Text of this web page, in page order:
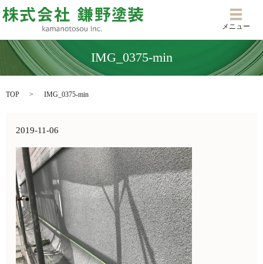
メニ
メニュー
IMG_0375-min
TOP IMG_0375-min
2019-11-06